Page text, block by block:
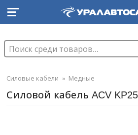
Силовые кабели » Медные
Силовой кабель ACV